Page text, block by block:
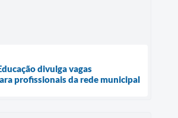
divulga vagas
profissionais da rede municipal